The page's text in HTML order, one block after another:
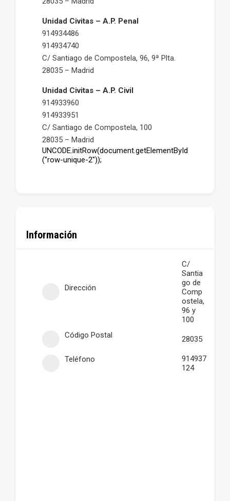
Unidad Civitas – A.P. Penal
914934486
914934740
C/ Santiago de Compostela, 96, 9ª Plta.
28035 – Madrid
Unidad Civitas – A.P. Civil
914933960
914933951
C/ Santiago de Compostela, 100
28035 – Madrid
UNCODE.initRow(document.getElementById
("row-unique-2"));
Información
Dirección
C/
Santia
go de
Comp
ostela,
96 y
100
Código Postal
28035
Teléfono
914937
124